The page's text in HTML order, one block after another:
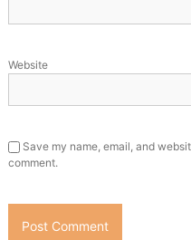
Website
Save my name, email, and
comment.